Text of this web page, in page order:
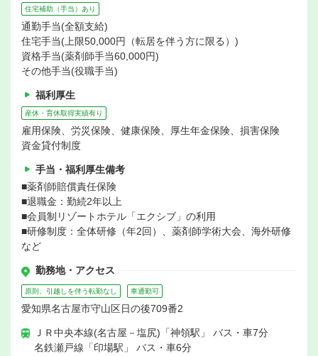
住宅補助（手当）あり
通勤手当(全額支給)
住宅手当(上限50,000円（転居を伴う方に限る）)
資格手当(薬剤師手当60,000円)
その他手当(役職手当)
福利厚生
産休・育休取得実績有り
雇用保険、労災保険、健康保険、厚生年金保険、損害保険
資金貸付制度
手当・福利厚生備考
■薬剤師賠償責任保険
■退職金：勤続2年以上
■会員制リゾートホテル「エクシブ」の利用
■研修制度：全体研修（年2回）、薬剤師学術大会、海外研修
など
勤務地・アクセス
原則、引越しを伴う転勤なし 車通勤可
愛知県名古屋市守山区日の後709番2
ＪＲ中央本線(名古屋－塩尻)「神領駅」 バス・車7分
名鉄瀬戸線「印場駅」 バス・車6分